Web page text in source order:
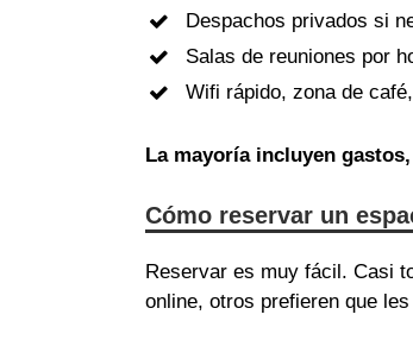
Despachos privados si
Salas de reuniones por
Wifi rápido, zona de
La mayoría incluyen
Cómo reservar un
Reservar es muy fácil. Casi
online, otros prefieren que